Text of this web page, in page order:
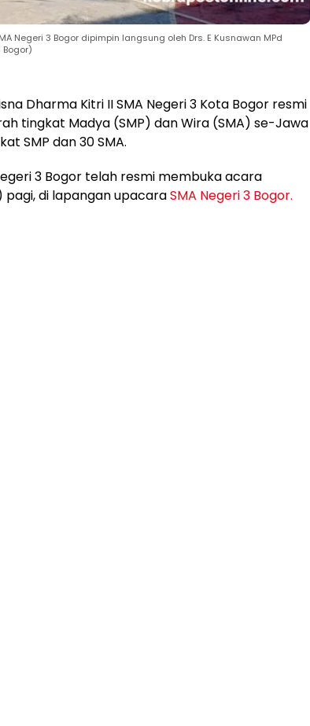
Negeri 3 Bogor dipimpin langsung oleh Drs. E Kusnawan MPd
Bogor)
Dharma Kitri II SMA Negeri 3 Kota Bogor resmi
tingkat Madya (SMP) dan Wira (SMA) se-Jawa
SMP dan 30 SMA.
3 Bogor telah resmi membuka acara
di lapangan upacaraSMA Negeri 3 Bogor.